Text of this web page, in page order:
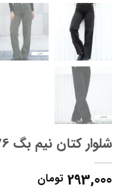
شلوار کتان نیم بگ E41176
293,000 تومان